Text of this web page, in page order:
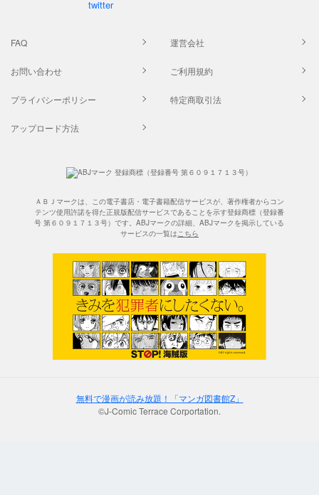
FAQ 運営会社
お問い合わせ ご利用規約
プライバシーポリシー 特定商取引法
アップロード方法
ＡＢＪマークは、この電子書店・電子書籍配信サービスが、著作権者からコン
テンツ使用許諾を得た正規版配信サービスであることを示す登録商標（登録番
号 第６０９１７１３号）です。ABJマークの詳細、ABJマークを掲示している
サービスの一覧はこちら
無料で漫画が読み放題！「マンガ図書館Z」
©J-Comic Terrace Corportation.